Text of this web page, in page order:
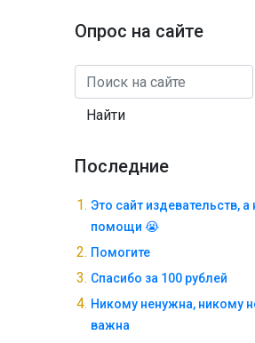
Опрос на сайте
Найти
Последние
Это сайт издевательств, а
помощи 😭
Помогите
Спасибо за 100 рублей
Никому ненужна, никому
важна